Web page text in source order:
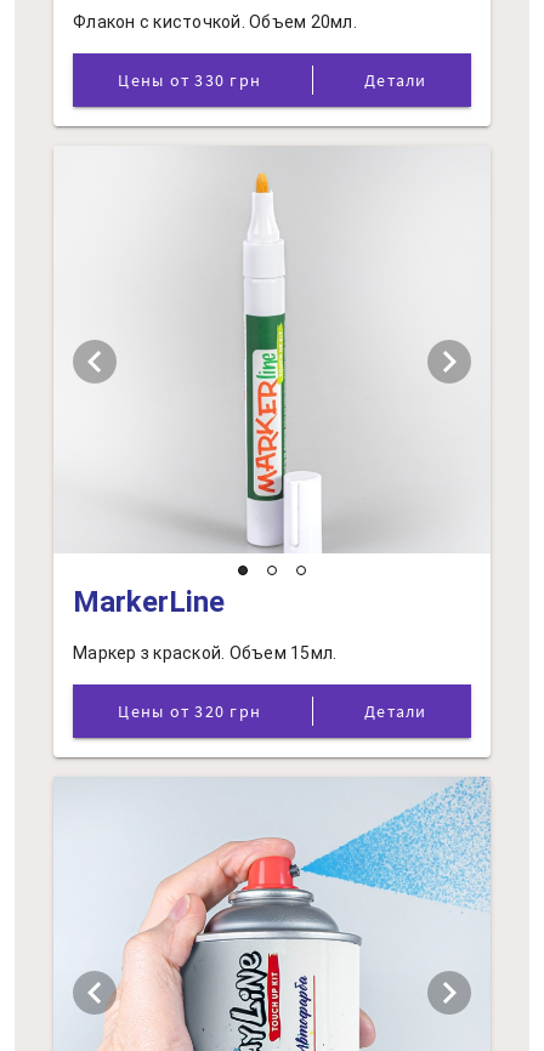
Флакон с кисточкой. Объем 20мл.
Цены от 330 грн Детали
chevron_left chevron_right
MarkerLine
Маркер з краской. Объем 15мл.
Цены от 320 грн Детали
chevron_left chevron_right